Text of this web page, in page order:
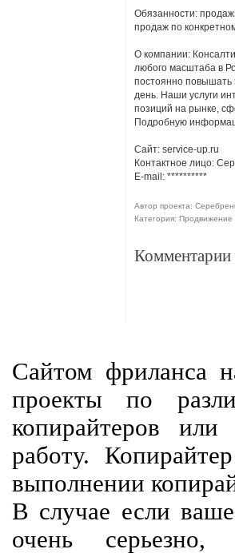
Обязанности:
продаж по
О компании:
любого масштаба в
постоянно повышать
день. Наши услуги
позиций на рынке,
Подробную
Cайт: service-up.ru
Контактное лицо:
E-mail: **********
Автор проекта:
Категория: Продвижение
Комментарии
Сайтом фриланса
проекты по
копирайтеров или
работу.
выполнении
В случае если
очень